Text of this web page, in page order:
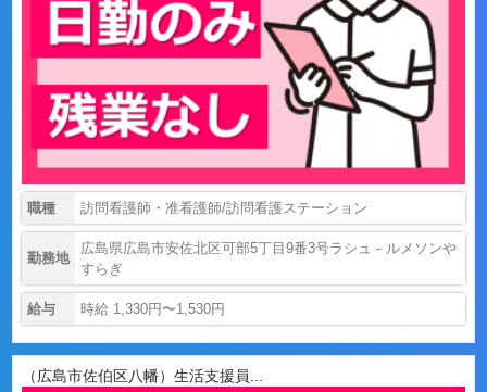
職種 訪問看護師・准看護師/訪問看護ステーション
勤務地
広島県広島市安佐北区可部5丁目9番3号ラシュ－ルメソンや
すらぎ
給与 時給 1,330円〜1,530円
（広島市佐伯区八幡）生活支援員...